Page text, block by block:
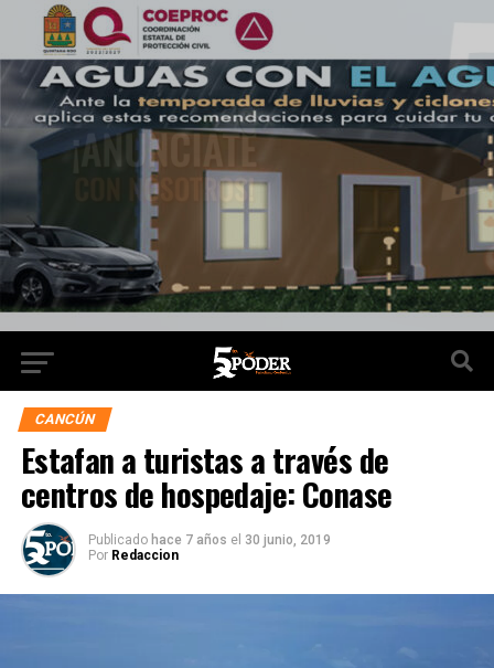
CANCÚN
Estafan a turistas a través de
centros de hospedaje: Conase
Publicado hace 7 años el 30 junio, 2019
Por Redaccion